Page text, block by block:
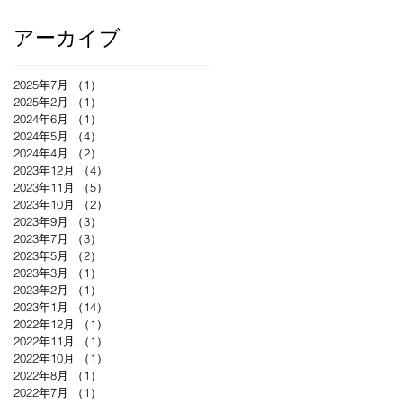
アーカイブ
2025年7月 （1）
2025年2月
（1）
2024年6月
（1）
2024年5月
（4）
2024年4月
（2）
2023年12月
（4）
2023年11月
（5）
2023年10月
（2）
2023年9月
（3）
2023年7月
（3）
2023年5月
（2）
2023年3月
（1）
2023年2月
（1）
2023年1月
（14）
2022年12月
（1）
2022年11月
（1）
2022年10月
（1）
2022年8月
（1）
2022年7月
（1）